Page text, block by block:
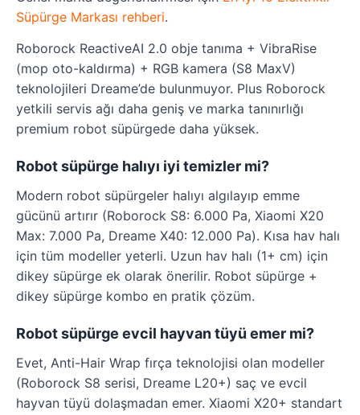
Süpürge Markası rehberi.
Roborock ReactiveAI 2.0 obje tanıma + VibraRise
(mop oto-kaldırma) + RGB kamera (S8 MaxV)
teknolojileri Dreame’de bulunmuyor. Plus Roborock
yetkili servis ağı daha geniş ve marka tanınırlığı
premium robot süpürgede daha yüksek.
Robot süpürge halıyı iyi temizler mi?
Modern robot süpürgeler halıyı algılayıp emme
gücünü artırır (Roborock S8: 6.000 Pa, Xiaomi X20
Max: 7.000 Pa, Dreame X40: 12.000 Pa). Kısa hav halı
için tüm modeller yeterli. Uzun hav halı (1+ cm) için
dikey süpürge ek olarak önerilir. Robot süpürge +
dikey süpürge kombo en pratik çözüm.
Robot süpürge evcil hayvan tüyü emer mi?
Evet, Anti-Hair Wrap fırça teknolojisi olan modeller
(Roborock S8 serisi, Dreame L20+) saç ve evcil
hayvan tüyü dolaşmadan emer. Xiaomi X20+ standart